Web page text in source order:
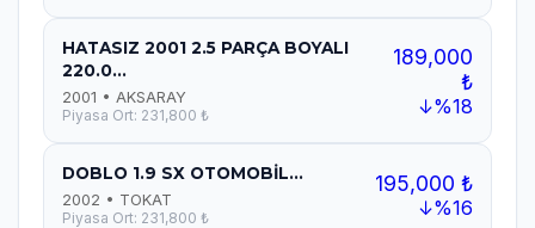
HATASIZ 2001 2.5 PARÇA BOYALI
220.0...
2001 • AKSARAY
Piyasa Ort: 231,800 ₺
189,000
₺
↓%18
DOBLO 1.9 SX OTOMOBİL...
2002 • TOKAT
Piyasa Ort: 231,800 ₺
195,000 ₺
↓%16